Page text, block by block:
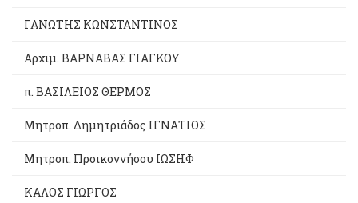
ΓΑΝΩΤΗΣ ΚΩΝΣΤΑΝΤΙΝΟΣ
Αρχιμ. ΒΑΡΝΑΒΑΣ ΓΙΑΓΚΟΥ
π. ΒΑΣΙΛΕΙΟΣ ΘΕΡΜΟΣ
Μητροπ. Δημητριάδος ΙΓΝΑΤΙΟΣ
Μητροπ. Προικοννήσου ΙΩΣΗΦ
ΚΑΛΟΣ ΓΙΩΡΓΟΣ